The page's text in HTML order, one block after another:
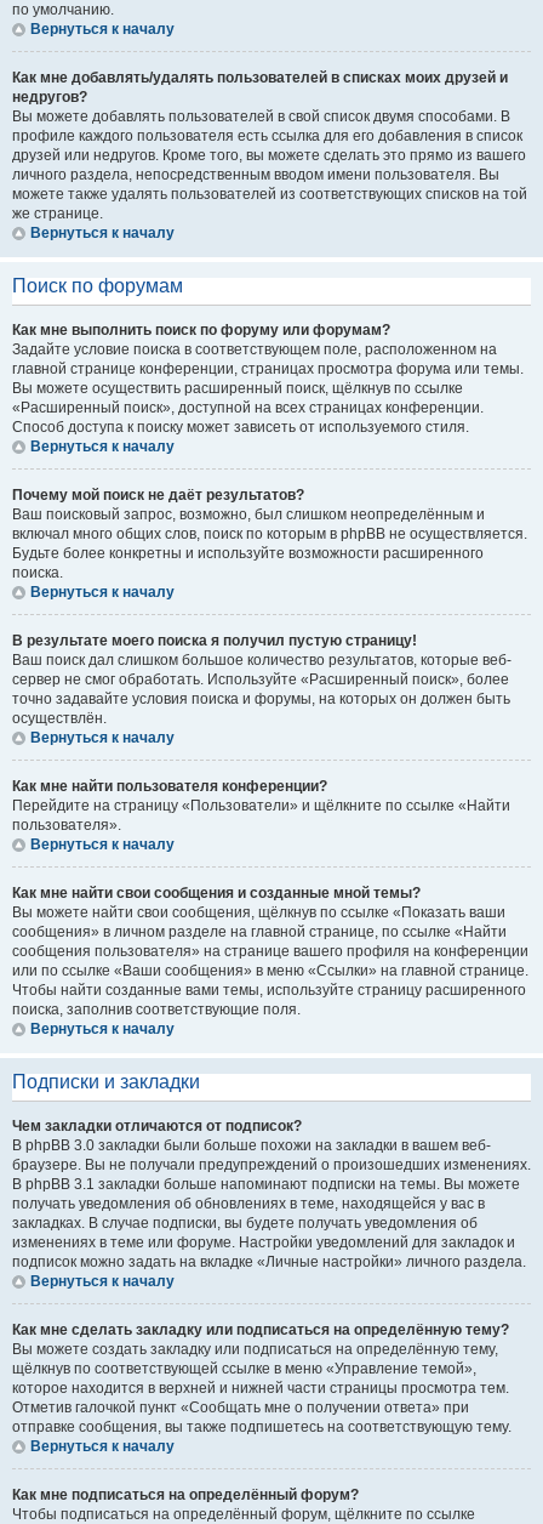
по умолчанию.
Вернуться к началу
Как мне добавлять/удалять пользователей в списках моих друзей и
недругов?
Вы можете добавлять пользователей в свой список двумя способами. В
профиле каждого пользователя есть ссылка для его добавления в список
друзей или недругов. Кроме того, вы можете сделать это прямо из вашего
личного раздела, непосредственным вводом имени пользователя. Вы
можете также удалять пользователей из соответствующих списков на той
же странице.
Вернуться к началу
Поиск по форумам
Как мне выполнить поиск по форуму или форумам?
Задайте условие поиска в соответствующем поле, расположенном на
главной странице конференции, страницах просмотра форума или темы.
Вы можете осуществить расширенный поиск, щёлкнув по ссылке
«Расширенный поиск», доступной на всех страницах конференции.
Способ доступа к поиску может зависеть от используемого стиля.
Вернуться к началу
Почему мой поиск не даёт результатов?
Ваш поисковый запрос, возможно, был слишком неопределённым и
включал много общих слов, поиск по которым в phpBB не осуществляется.
Будьте более конкретны и используйте возможности расширенного
поиска.
Вернуться к началу
В результате моего поиска я получил пустую страницу!
Ваш поиск дал слишком большое количество результатов, которые веб-
сервер не смог обработать. Используйте «Расширенный поиск», более
точно задавайте условия поиска и форумы, на которых он должен быть
осуществлён.
Вернуться к началу
Как мне найти пользователя конференции?
Перейдите на страницу «Пользователи» и щёлкните по ссылке «Найти
пользователя».
Вернуться к началу
Как мне найти свои сообщения и созданные мной темы?
Вы можете найти свои сообщения, щёлкнув по ссылке «Показать ваши
сообщения» в личном разделе на главной странице, по ссылке «Найти
сообщения пользователя» на странице вашего профиля на конференции
или по ссылке «Ваши сообщения» в меню «Ссылки» на главной странице.
Чтобы найти созданные вами темы, используйте страницу расширенного
поиска, заполнив соответствующие поля.
Вернуться к началу
Подписки и закладки
Чем закладки отличаются от подписок?
В phpBB 3.0 закладки были больше похожи на закладки в вашем веб-
браузере. Вы не получали предупреждений о произошедших изменениях.
В phpBB 3.1 закладки больше напоминают подписки на темы. Вы можете
получать уведомления об обновлениях в теме, находящейся у вас в
закладках. В случае подписки, вы будете получать уведомления об
изменениях в теме или форуме. Настройки уведомлений для закладок и
подписок можно задать на вкладке «Личные настройки» личного раздела.
Вернуться к началу
Как мне сделать закладку или подписаться на определённую тему?
Вы можете создать закладку или подписаться на определённую тему,
щёлкнув по соответствующей ссылке в меню «Управление темой»,
которое находится в верхней и нижней части страницы просмотра тем.
Отметив галочкой пункт «Сообщать мне о получении ответа» при
отправке сообщения, вы также подпишетесь на соответствующую тему.
Вернуться к началу
Как мне подписаться на определённый форум?
Чтобы подписаться на определённый форум, щёлкните по ссылке